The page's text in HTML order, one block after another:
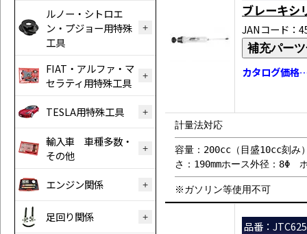
ルノー・シトロエ
ン・プジョー用特殊
工具
FIAT・アルファ・マ
セラティ用特殊工具
TESLA用特殊工具
輸入車 車種多数・
その他
エンジン関係
足回り関係
ブレーキシ
JANコード：
補充パー
カタログ価格
計量法対応
容量：200cc（目盛10cc刻
さ：190mmホース外径：8Φ
※ガソリン等使用不可
品番：